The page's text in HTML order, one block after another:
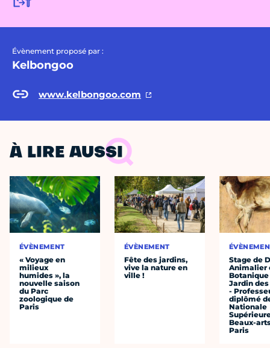
Évènement proposé par :
Kelbongoo
www.kelbongoo.com
À LIRE AUSSI
ÉVÈNEMENT
« Voyage en
milieux
humides », la
nouvelle saison
du Parc
zoologique de
Paris
ÉVÈNEMENT
Fête des jardins,
vive la nature en
ville !
Stage de
Animalier
Botanique
Jardin
-
diplômé
Nationale
Beaux-
Paris